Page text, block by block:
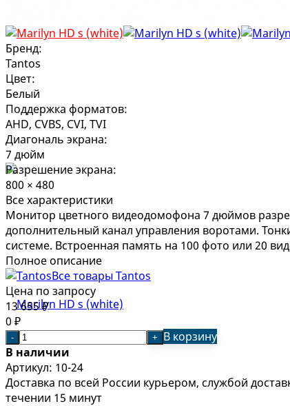
Бренд:
Tantos
Цвет:
Белый
Поддержка форматов:
AHD, CVBS, CVI, TVI
Диагональ экрана:
7 дюйм
Разрешение экрана:
800 × 480
Все характеристики
Монитор цветного видеодомофона 7 дюймов
дополнительный канал управления воротами.
системе. Встроенная память на 100 фото или 20
Полное описание
Все товары Tantos
Цена по запросу
13 655₽
0 ₽
- +
В корзину
В наличии
Артикул: 10-24
Доставка по всей России курьером, службой
течении 15 минут